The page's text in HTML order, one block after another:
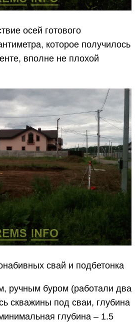
осей готового
которое получилось
вполне не плохой
свай и подбетонка
ручным буром (работали два
скважины под сваи, глубина
глубина – 1.5